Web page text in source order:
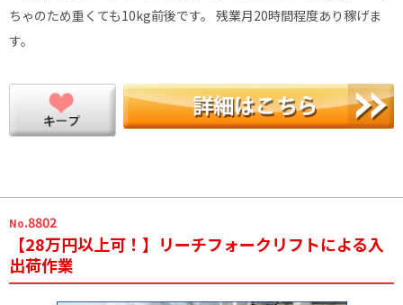
ちゃのため重くても10kg前後です。 残業月20時間程度あり稼げま
す。
No.8802
【28万円以上可！】リーチフォークリフトによる入
出荷作業